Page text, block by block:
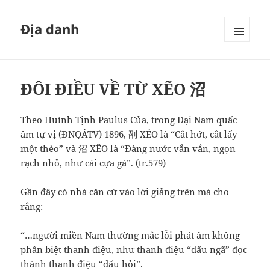
Địa danh
ĐÔI ĐIỀU VỀ TỪ XẼO 沼
Theo Huình Tịnh Paulus Của, trong Đại Nam quấc
âm tự vị (ĐNQÂTV) 1896, 刟 XẺO là “Cắt hớt, cắt lấy
một thẻo” và 沼 XẼO là “Đàng nước vắn vắn, ngọn
rạch nhỏ, như cái cựa gà”. (tr.579)
Gần đây có nhà căn cứ vào lời giảng trên mà cho
rằng:
“…người miền Nam thường mắc lỗi phát âm không
phân biệt thanh điệu, như thanh điệu “dấu ngã” đọc
thành thanh điệu “dấu hỏi”.